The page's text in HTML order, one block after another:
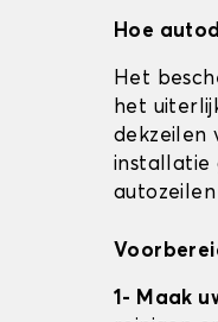
Hoe
Het
het
dekzeilen
installatie
1- Maak